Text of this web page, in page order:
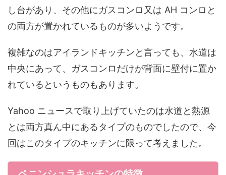
し台があり、その他にガスコンロ又は AH コンロと
の両方が置かれているものが多いようです。
複雑なのはアイランドキッチンと言っても、水道は
中央にあって、ガスコンロだけが背面に壁付に置か
れているというものもあります。
Yahoo ニュースで取り上げていたのは水道と熱源
とは両方真ん中にあるタイプのものでしたので、今
回はこのタイプのキッチンに限って考えました。